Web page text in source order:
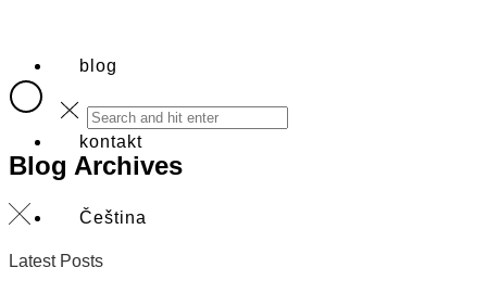
blog
kontakt
Čeština
Blog Archives
Latest Posts